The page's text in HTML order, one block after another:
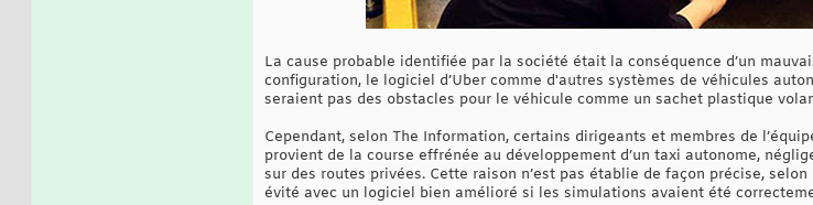
La cause probable identifiée par la société était la conséquence d’un
configuration, le logiciel d’Uber comme d'autres systèmes de véhicules
seraient pas des obstacles pour le véhicule comme un sachet plastique
Cependant, selon The Information, certains dirigeants et membres de
provient de la course effrénée au développement d’un taxi autonome,
sur des routes privées. Cette raison n’est pas établie de façon précise,
évité avec un logiciel bien amélioré si les simulations avaient été